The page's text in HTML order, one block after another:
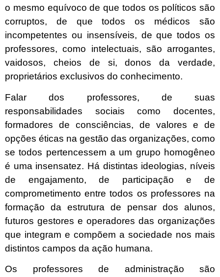
o mesmo equívoco de que todos os políticos são
corruptos, de que todos os médicos são
incompetentes ou insensíveis, de que todos os
professores, como intelectuais, são arrogantes,
vaidosos, cheios de si, donos da verdade,
proprietários exclusivos do conhecimento.
Falar dos professores, de suas
responsabilidades sociais como docentes,
formadores de consciências, de valores e de
opções éticas na gestão das organizações, como
se todos pertencessem a um grupo homogêneo
é uma insensatez. Há distintas ideologias, níveis
de engajamento, de participação e de
comprometimento entre todos os professores na
formação da estrutura de pensar dos alunos,
futuros gestores e operadores das organizações
que integram e compõem a sociedade nos mais
distintos campos da ação humana.
Os professores de administração são